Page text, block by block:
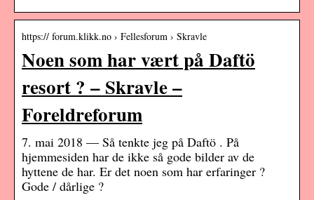
https:// forum.klikk.no › Fellesforum › Skravle
Noen som har vært på Daftö
resort ? – Skravle –
Foreldreforum
7. mai 2018 — Så tenkte jeg på Daftö . På
hjemmesiden har de ikke så gode bilder av de
hyttene de har. Er det noen som har erfaringer ?
Gode / dårlige ?